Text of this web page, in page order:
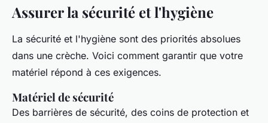
Assurer la sécurité et l'hygiène
La sécurité et l'hygiène sont des priorités absolues
dans une crèche. Voici comment garantir que votre
matériel répond à ces exigences.
Matériel de sécurité
Des barrières de sécurité, des coins de protection et